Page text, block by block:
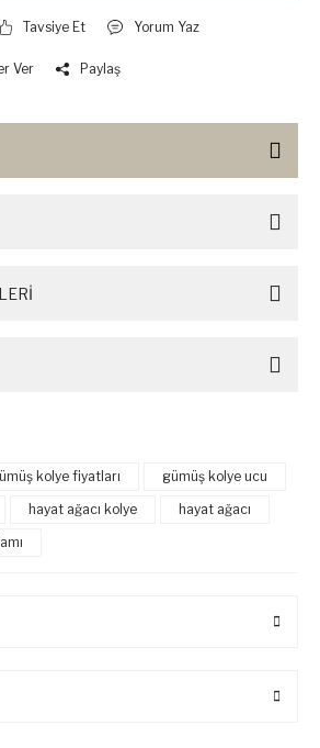
Tavsiye Et Yorum Yaz
Ver Paylaş
kolye fiyatları
gümüş kolye ucu
hayat ağacı kolye
hayat ağacı